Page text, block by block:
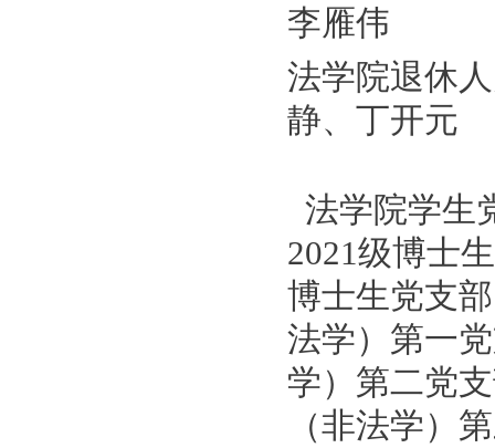
李雁伟
法学院退休
静、丁开元
法学院学生
2021级博士
博士生党支
法学）第一
学）第二党
（非法学）